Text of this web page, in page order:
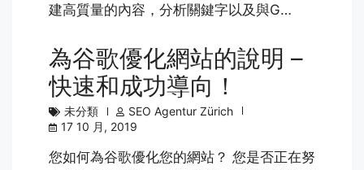
建高質量的內容，分析關鍵字以及與G…
為谷歌優化網站的說明 –
快速和成功導向！
未分類
SEO Agentur Zürich
17 10 月, 2019
您如何為谷歌優化您的網站？ 您是否正在努